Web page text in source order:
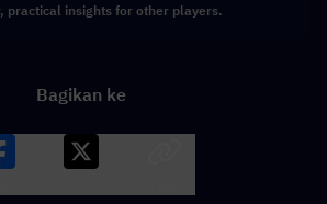
practical insights for other players.
Bagikan ke